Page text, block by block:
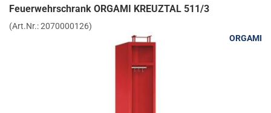
Feu­er­wehr­schrank OR­GA­MI KREUZ­TAL 511/3
(Art.Nr.:2070000126)
ORGAMI